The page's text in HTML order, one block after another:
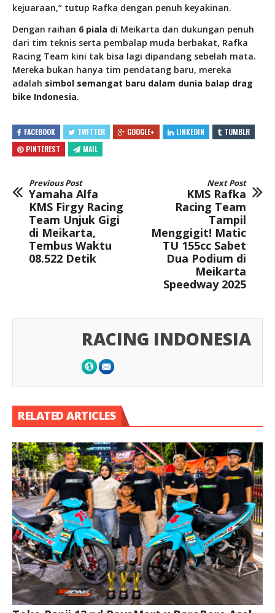
kejuaraan,” tutup Rafka dengan penuh keyakinan.
Dengan raihan 6 piala di Meikarta dan dukungan penuh
dari tim teknis serta pembalap muda berbakat, Rafka
Racing Team kini tak bisa lagi dipandang sebelah mata.
Mereka bukan hanya tim pendatang baru, mereka
adalah simbol semangat baru dalam dunia balap drag
bike Indonesia.
FACEBOOK TWITTER GOOGLE+ LINKEDIN
TUMBLR
PINTEREST
MAIL
Previous Post
Yamaha Alfa
KMS Firgy Racing
Team Unjuk Gigi
di Meikarta,
Tembus Waktu
08.522 Detik
Next Post
KMS Rafka
Racing Team
Tampil
Menggigit! Matic
TU 155cc Sabet
Dua Podium di
Meikarta
Speedway 2025
RACING INDONESIA
RELATED ARTICLES